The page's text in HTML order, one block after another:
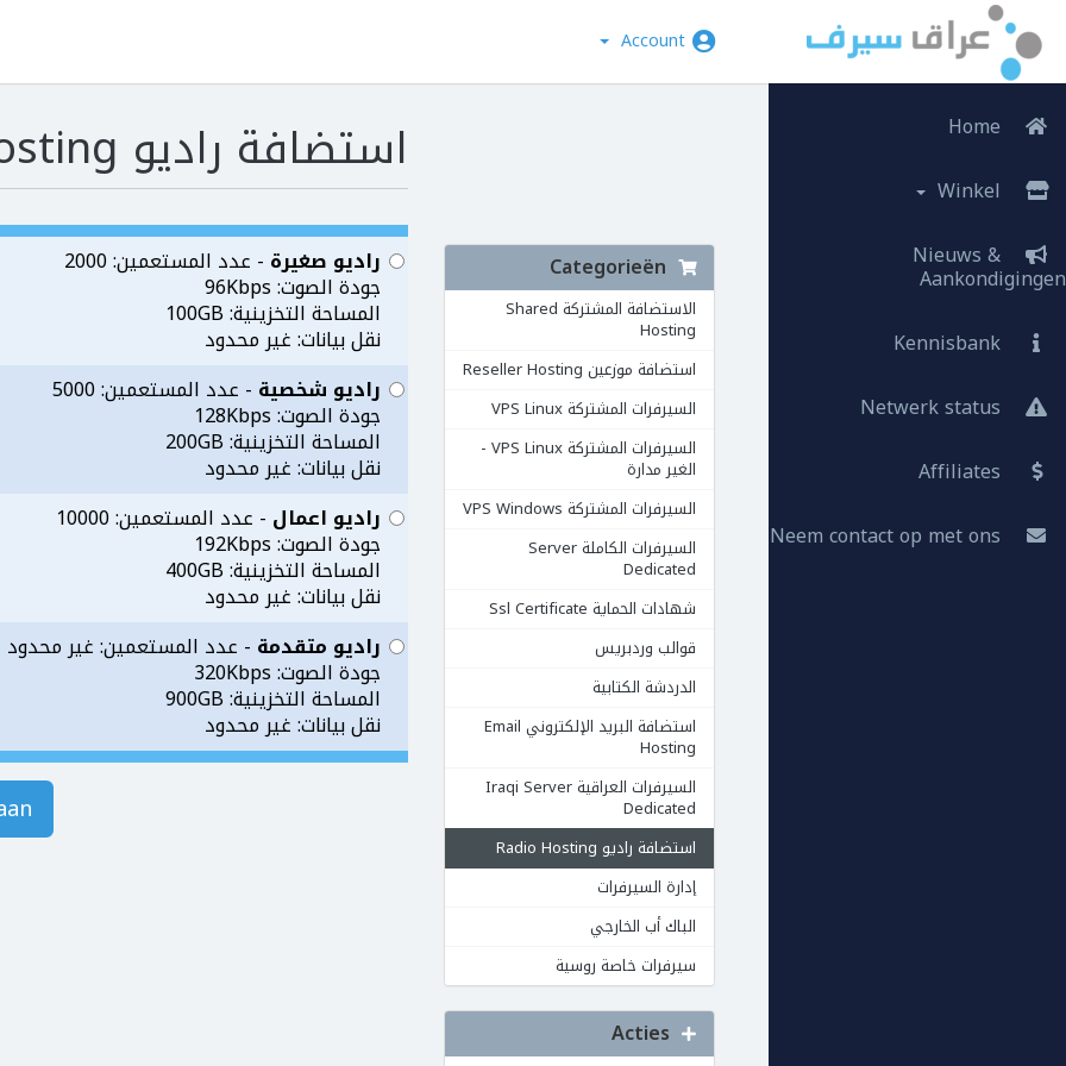
Account
Nieuws &
Aankondigingen
استضافة راديو Radio Hosting
الاستضافة المشتركة Shared
Hosting
استضافة موزعين Reseller Hosting
السيرفرات المشتركة VPS Linux
السيرفرات المشتركة VPS Linux -
الغير مدارة
السيرفرات المشتركة VPS Windows
السيرفرات الكاملة Server
Dedicated
شهادات الحماية Ssl Certificate
قوالب وردبريس
الدردشة الكتابية
استضافة البريد الإلكتروني Email
Hosting
السيرفرات العراقية Iraqi Server
Dedicated
استضافة راديو Radio Hosting
إدارة السيرفرات
الباك أب الخارجي
سيرفرات خاصة روسية
راديو صغيرة - عدد المستعمين: 2000
جودة الصوت: 96Kbps
المساحة التخزينية: 100GB
نقل بيانات: غير محدود
راديو شخصية - عدد المستعمين: 5000
جودة الصوت: 128Kbps
المساحة التخزينية: 200GB
نقل بيانات: غير محدود
راديو اعمال - عدد المستعمين: 10000
جودة الصوت: 192Kbps
المساحة التخزينية: 400GB
نقل بيانات: غير محدود
راديو متقدمة - عدد المستعمين: غير محدود
جودة الصوت: 320Kbps
المساحة التخزينية: 900GB
نقل بيانات: غير محدود